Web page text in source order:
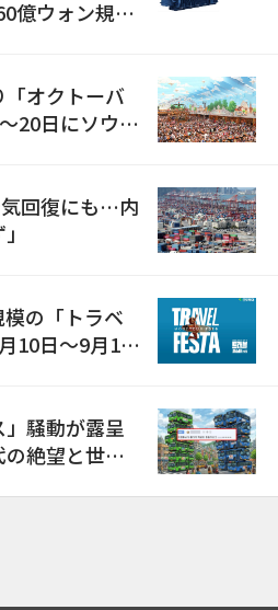
億ウォン規模
オクトーバ
20日にソウル
回復にも…内
の「トラベ
10日～9月11
騒動が露呈
絶望と世代